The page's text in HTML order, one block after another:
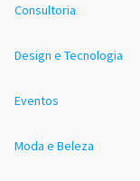
Consultoria
Design e Tecnologia
Eventos
Moda e Beleza